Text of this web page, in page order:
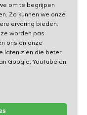
om te begrijpen
Zo kunnen we onze
ervaring bieden.
worden pas
ons en onze
laten zien die beter
Google, YouTube en